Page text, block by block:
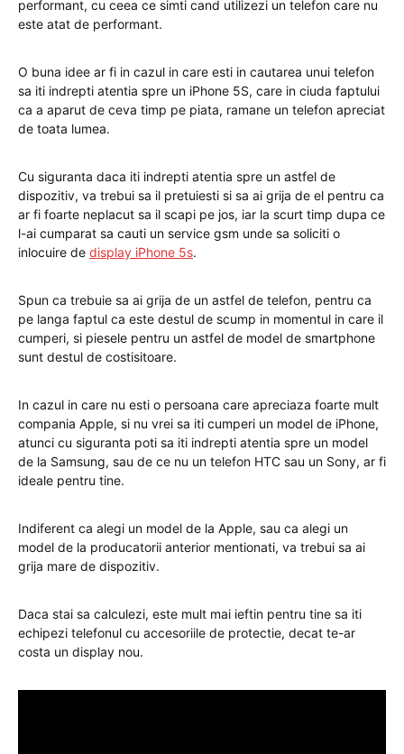
performant, cu ceea ce simti cand utilizezi un telefon care nu
este atat de performant.
O buna idee ar fi in cazul in care esti in cautarea unui telefon
sa iti indrepti atentia spre un iPhone 5S, care in ciuda faptului
ca a aparut de ceva timp pe piata, ramane un telefon apreciat
de toata lumea.
Cu siguranta daca iti indrepti atentia spre un astfel de
dispozitiv, va trebui sa il pretuiesti si sa ai grija de el pentru ca
ar fi foarte neplacut sa il scapi pe jos, iar la scurt timp dupa ce
l-ai cumparat sa cauti un service gsm unde sa soliciti o
inlocuire de display iPhone 5s.
Spun ca trebuie sa ai grija de un astfel de telefon, pentru ca
pe langa faptul ca este destul de scump in momentul in care il
cumperi, si piesele pentru un astfel de model de smartphone
sunt destul de costisitoare.
In cazul in care nu esti o persoana care apreciaza foarte mult
compania Apple, si nu vrei sa iti cumperi un model de iPhone,
atunci cu siguranta poti sa iti indrepti atentia spre un model
de la Samsung, sau de ce nu un telefon HTC sau un Sony, ar fi
ideale pentru tine.
Indiferent ca alegi un model de la Apple, sau ca alegi un
model de la producatorii anterior mentionati, va trebui sa ai
grija mare de dispozitiv.
Daca stai sa calculezi, este mult mai ieftin pentru tine sa iti
echipezi telefonul cu accesoriile de protectie, decat te-ar
costa un display nou.